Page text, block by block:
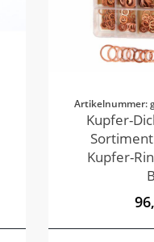
Artikelnummer:
Kupfer-
Kupfer-